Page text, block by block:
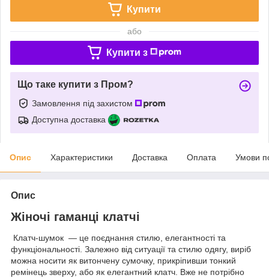
Купити
або
Купити з
Що таке купити з Пром?
Замовлення під захистом
Доступна доставка
Опис Характеристики Доставка Оплата Умови
Опис
Жіночі гаманці клатчі
Клатч-шумок — це поєднання стилю, елегантності та
функціональності. Залежно від ситуації та стилю одягу, виріб
можна носити як витончену сумочку, прикріпивши тонкий
ремінець зверху, або як елегантний клатч. Вже не потрібно